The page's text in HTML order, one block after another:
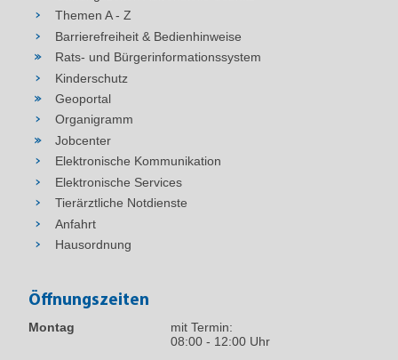
Themen A - Z
Barrierefreiheit & Bedienhinweise
Rats- und Bürgerinformationssystem
Kinderschutz
Geoportal
Organigramm
Jobcenter
Elektronische Kommunikation
Elektronische Services
Tierärztliche Notdienste
Anfahrt
Hausordnung
Öffnungszeiten
Montag
mit Termin:
08:00 - 12:00 Uhr